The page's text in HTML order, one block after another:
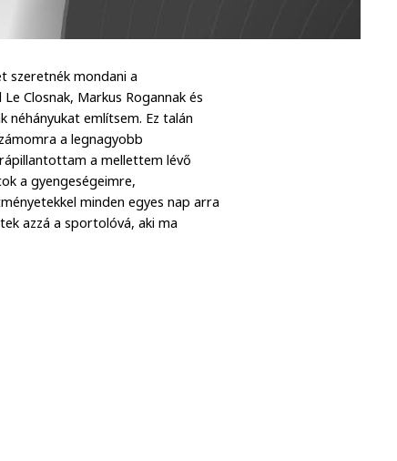
szeretnék mondani a
Closnak, Markus Rogannak és
néhányukat említsem. Ez talán
a legnagyobb
a mellettem lévő
a gyengeségeimre,
minden egyes nap arra
azzá a sportolóvá, aki ma